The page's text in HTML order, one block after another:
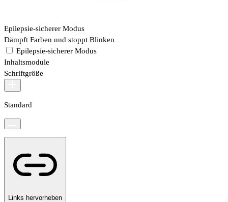
Epilepsie-sicherer Modus
Dämpft Farben und stoppt Blinken
Epilepsie-sicherer Modus
Inhaltsmodule
Schriftgröße
Standard
Links hervorheben